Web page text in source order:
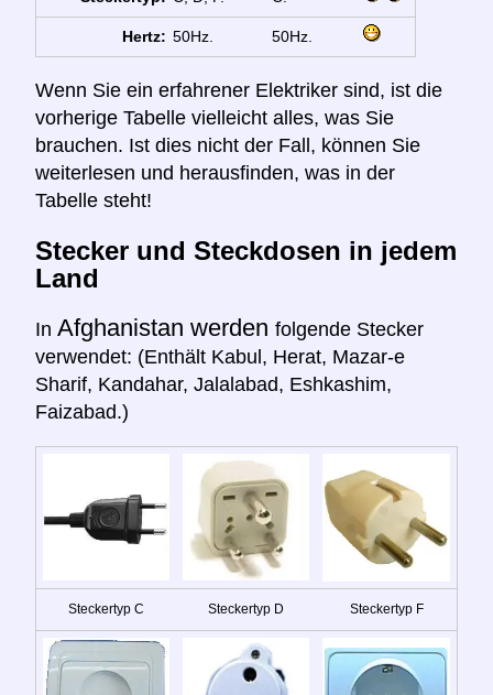
Hertz: 50Hz. 50Hz.
Wenn Sie ein erfahrener Elektriker sind, ist die
vorherige Tabelle vielleicht alles, was Sie
brauchen. Ist dies nicht der Fall, können Sie
weiterlesen und herausfinden, was in der
Tabelle steht!
Stecker und Steckdosen in jedem
Land
In Afghanistan werden folgende Stecker
verwendet: (Enthält Kabul, Herat, Mazar-e
Sharif, Kandahar, Jalalabad, Eshkashim,
Faizabad.)
Steckertyp C Steckertyp D Steckertyp F